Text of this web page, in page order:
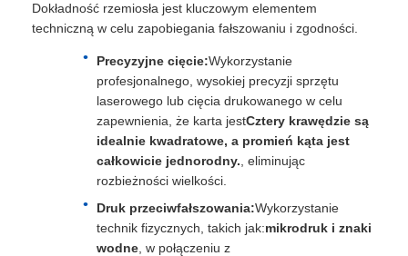
Dokładność rzemiosła jest kluczowym elementem
techniczną w celu zapobiegania fałszowaniu i zgodności.
Precyzyjne cięcie:Wykorzystanie
profesjonalnego, wysokiej precyzji sprzętu
laserowego lub cięcia drukowanego w celu
zapewnienia, że karta jestCztery krawędzie są
idealnie kwadratowe, a promień kąta jest
całkowicie jednorodny. , eliminując
rozbieżności wielkości.
Druk przeciwfałszowania:Wykorzystanie
technik fizycznych, takich jak:mikrodruk i znaki
wodne , w połączeniu z